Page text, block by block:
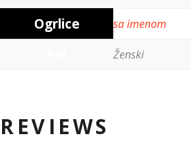
Ogrlice
sa imenom
Ženski
REVIEWS